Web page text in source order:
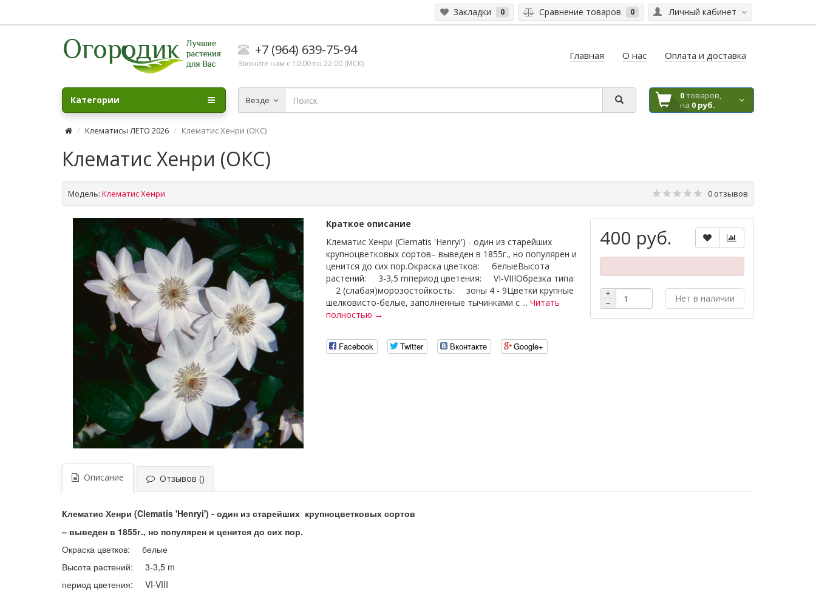
Личный кабинет
Закладки 0 Сравнение товаров 0
+7 (964) 639-75-94
Звоните нам с 10:00 по 22:00 (МСК)
Главная О нас Оплата и доставка
Везде 0товаров,
на 0 руб.
Категории
Клематисы ЛЕТО 2026 Клематис Хенри (ОКС)
Клематис Хенри (ОКС)
Модель: Клематис Хенри 0 отзывов
Краткое описание
Клематис Хенри (Clematis 'Henryi') - один из старейших
крупноцветковых сортов– выведен в 1855г., но популярен и
ценится до сих пор.Окраска цветков: белыеВысота
растений: 3-3,5 mпериод цветения: VI-VIIIОбрезка типа:
2 (слабая)морозостойкость: зоны 4 - 9Цветки крупные
шелковисто-белые, заполненные тычинками с ... Читать
полностью →
Facebook Twitter Вконтакте Google+
400 руб.
+
−
Нет в наличии
Описание Отзывов ()
Клематис Хенри (Clematis 'Henryi') - один из старейших крупноцветковых сортов
– выведен в 1855г., но популярен и ценится до сих пор.
Окраска цветков: белые
Высота растений: 3-3,5 m
период цветения: VI-VIII